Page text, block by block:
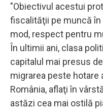
"Obiectivul acestui
fiscalităţii pe muncă în
mod, respect pentru
În ultimii ani, clasa
capitalul mai presus
migrarea peste hotare
România, aflaţi în
astăzi cea mai ostilă